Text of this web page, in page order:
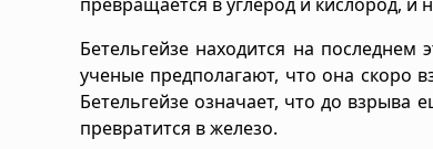
Бетельгейзе находится на
ученые предполагают, что она скоро
Бетельгейзе означает, что до взрыва
превратится в железо.